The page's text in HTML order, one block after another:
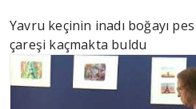
Yavru keçinin inadı boğayı
çareşi kaçmakta buldu